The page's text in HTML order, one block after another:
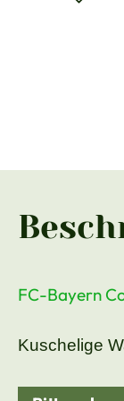
FC-Bayern
Kuschelige